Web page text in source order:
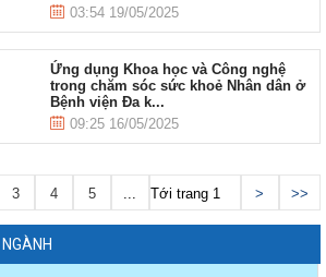
03:54 19/05/2025
Ứng dụng Khoa học và Công nghệ
trong chăm sóc sức khoẻ Nhân dân ở
Bệnh viện Đa k...
09:25 16/05/2025
3 4 5 ... Tới trang > >>